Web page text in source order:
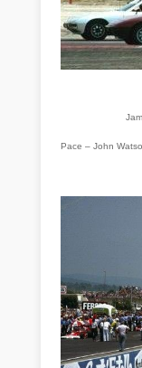
Pace – John